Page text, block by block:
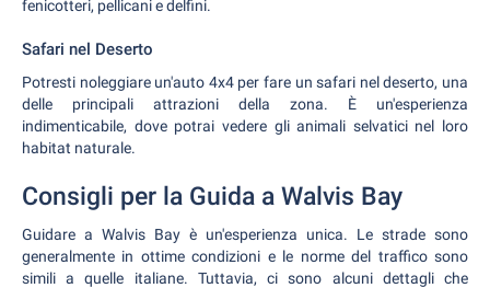
fenicotteri, pellicani e delfini.
Safari nel Deserto
Potresti noleggiare un'auto 4x4 per fare un safari nel deserto, una
delle principali attrazioni della zona. È un'esperienza
indimenticabile, dove potrai vedere gli animali selvatici nel loro
habitat naturale.
Consigli per la Guida a Walvis Bay
Guidare a Walvis Bay è un'esperienza unica. Le strade sono
generalmente in ottime condizioni e le norme del traffico sono
simili a quelle italiane. Tuttavia, ci sono alcuni dettagli che